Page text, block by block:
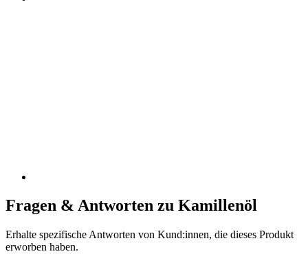
Fragen & Antworten zu Kamillenöl
Erhalte spezifische Antworten von Kund:innen, die dieses Produkt
erworben haben.